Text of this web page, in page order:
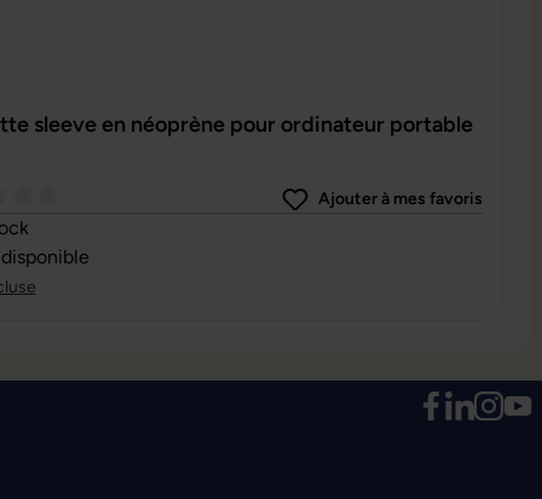
sleeve en néoprène pour ordinateur portable
de 0 sur 5 étoiles
Ajouter à mes favoris